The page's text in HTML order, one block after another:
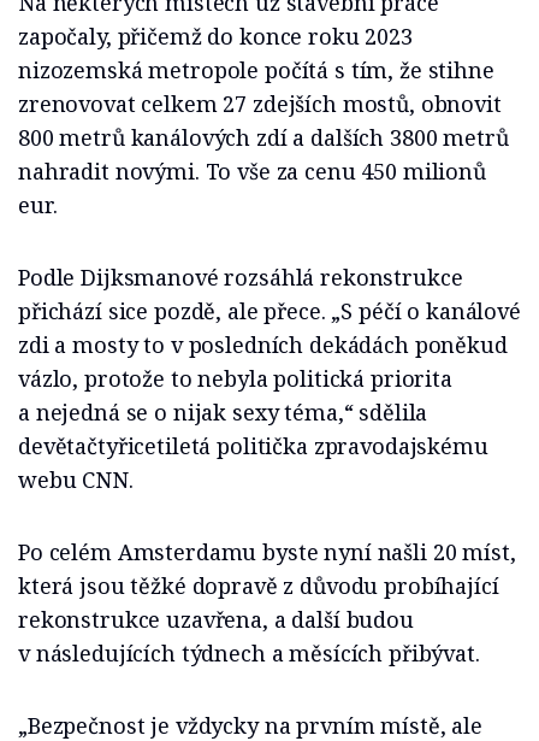
započaly, přičemž do konce roku 2023
nizozemská metropole počítá s tím, že stihne
zrenovovat celkem 27 zdejších mostů, obnovit
800 metrů kanálových zdí a dalších 3800 metrů
nahradit novými. To vše za cenu 450 milionů
eur.
Podle Dijksmanové rozsáhlá rekonstrukce
přichází sice pozdě, ale přece. „S péčí o kanálové
zdi a mosty to v posledních dekádách poněkud
vázlo, protože to nebyla politická priorita
a nejedná se o nijak sexy téma,“ sdělila
devětačtyřicetiletá politička zpravodajskému
webu CNN.
Po celém Amsterdamu byste nyní našli 20 míst,
která jsou těžké dopravě z důvodu probíhající
rekonstrukce uzavřena, a další budou
v následujících týdnech a měsících přibývat.
„Bezpečnost je vždycky na prvním místě, ale